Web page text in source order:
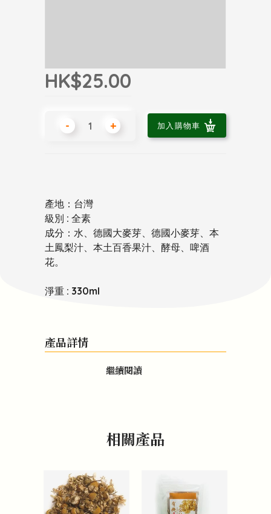
HK$25.00
- + 加入購物車
產地：台灣
級別 : 全素
成分：水、德國大麥芽、德國小麥芽、本
土鳳梨汁、本土百香果汁、酵母、啤酒
花。
淨重 : 330ml
產品詳情
繼續閱讀
相關產品